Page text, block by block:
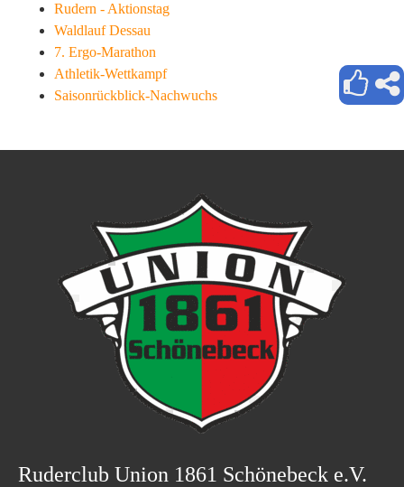
Rudern - Aktionstag
Waldlauf Dessau
7. Ergo-Marathon
Athletik-Wettkampf
Saisonrückblick-Nachwuchs
Ruderclub Union 1861 Schönebeck e.V.